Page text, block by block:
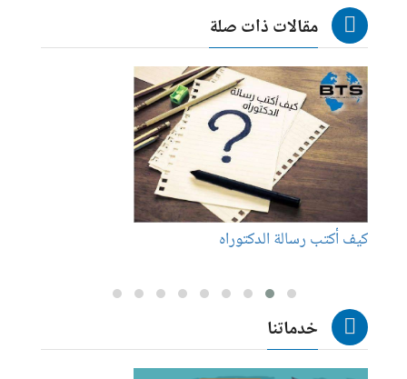
مقالات ذات صلة
كيف أكتب رسالة الدكتوراه
خدماتنا